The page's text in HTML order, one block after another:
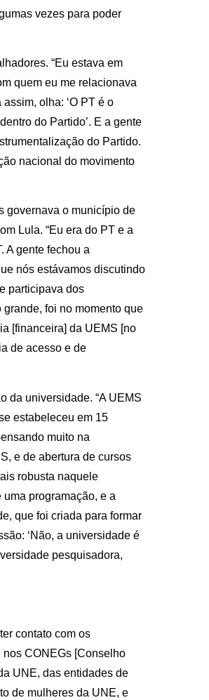
vezes para poder
“Eu estava em
quem eu me relacionava
olha: ‘O PT é o
do Partido’. E a gente
do Partido.
nacional do movimento
governava o município de
Lula. “Eu era do PT e a
A gente fechou a
nós estávamos discutindo
participava dos
foi no momento que
[financeira] da UEMS [no
de acesso e de
da universidade. “A UEMS
estabeleceu em 15
muito na
e de abertura de cursos
robusta naquele
programação, e a
que foi criada para formar
‘Não, a universidade é
pesquisadora,
contato com os
nos CONEGs [Conselho
UNE, das entidades de
de mulheres da UNE, e